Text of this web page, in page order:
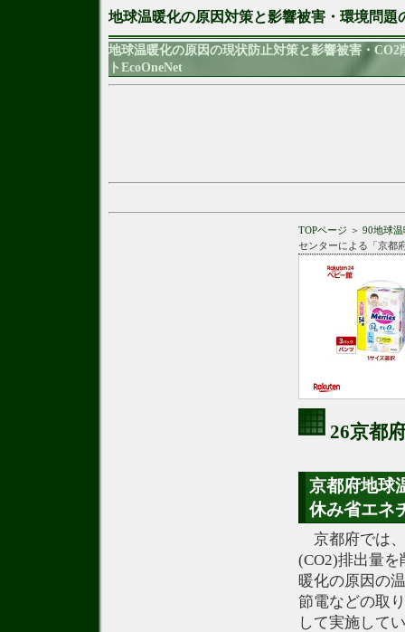
地球温暖化の原因対策と影響被害・環境問題
地球温暖化の原因の現状防止対策と影響被害・
トEcoOneNet
TOPページ ＞ 90地球
センターによる「京都
26京都
京都府地球
休み省エネ
京都府では
(CO2)排出量
暖化の原因の
節電などの取
して実施して